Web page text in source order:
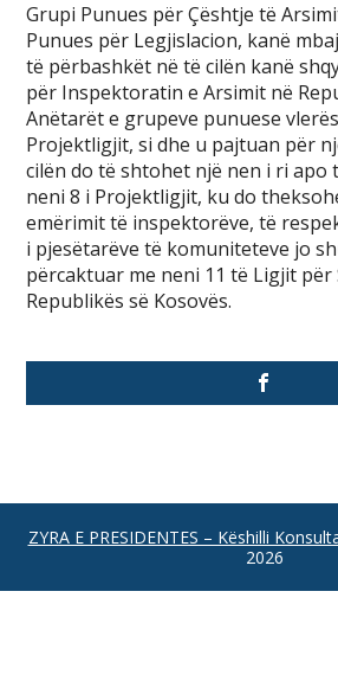
Grupi Punues për Çështje të
Punues për Legjislacion, kanë
të përbashkët në të cilën kanë
për Inspektoratin e Arsimit në
Anëtarët e grupeve punuese
Projektligjit, si dhe u pajtuan për
cilën do të shtohet një nen i ri
neni 8 i Projektligjit, ku do
emërimit të inspektorëve, të
i pjesëtarëve të komuniteteve jo
përcaktuar me neni 11 të Ligjit për
Republikës së Kosovës.
ZYRA E PRESIDENTES – Këshilli
2026